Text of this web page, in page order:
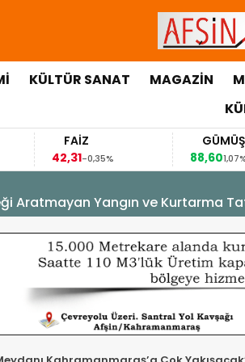
KÜLTÜR SANAT MAGAZİN
FAİZ
-0,35%
GÜMÜŞ GRAM
88,60
1,07%
Aratmayan Yangın ve Kurtarma